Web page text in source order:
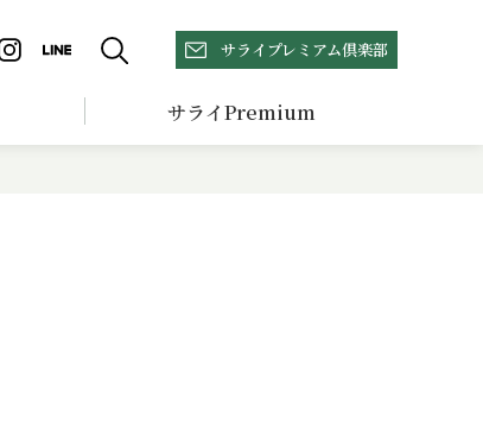
サライプレミアム倶楽部
サライPremium